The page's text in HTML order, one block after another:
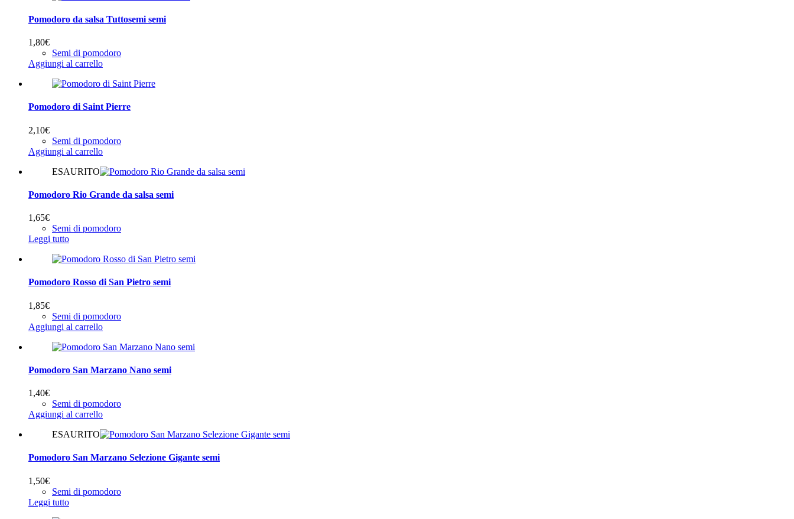
Pomodoro da salsa Tuttosemi semi
1,80€
Semi di pomodoro
Aggiungi al carrello
Pomodoro di Saint Pierre
2,10€
Semi di pomodoro
Aggiungi al carrello
ESAURITO
Pomodoro Rio Grande da salsa semi
1,65€
Semi di pomodoro
Leggi tutto
Pomodoro Rosso di San Pietro semi
1,85€
Semi di pomodoro
Aggiungi al carrello
Pomodoro San Marzano Nano semi
1,40€
Semi di pomodoro
Aggiungi al carrello
ESAURITO
Pomodoro San Marzano Selezione Gigante semi
1,50€
Semi di pomodoro
Leggi tutto